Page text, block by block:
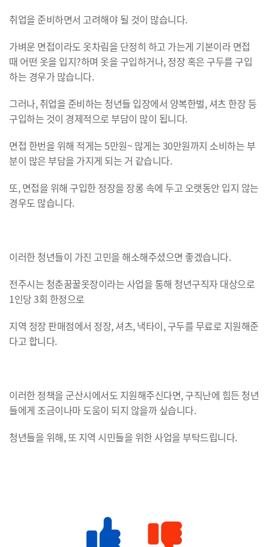
로
이
취업을 준비하면서 고려해야 될 것이 많습니다.
가벼운 면접이라도 옷차림을 단정히 하고 가는게 기본이라 면접
때 어떤 옷을 입지?하며 옷을 구입하거나, 정장 혹은 구두를 구입
하는 경우가 많습니다.
그러나, 취업을 준비하는 청년들 입장에서 양복한벌, 셔츠 한장 등
구입하는 것이 경제적으로 부담이 많이 됩니다.
면접 한번을 위해 적게는 5만원~ 많게는 30만원까지 소비하는 부
분이 많은 부담을 가지게 되는 거 같습니다.
또, 면접을 위해 구입한 정장을 장롱 속에 두고 오랫동안 입지 않는
경우도 많습니다.
이러한 청년들이 가진 고민을 해소해주셨으면 좋겠습니다.
전주시는 청춘꿈꿀옷장이라는 사업을 통해 청년구직자 대상으로
1인당 3회 한정으로
지역 정장 판매점에서 정장, 셔츠, 낵타이, 구두를 무료로 지원해준
다고 합니다.
이러한 정책을 군산시에서도 지원해주신다면, 구직난에 힘든 청년
들에게 조금이나마 도움이 되지 않을까 싶습니다.
청년들을 위해, 또 지역 시민들을 위한 사업을 부탁드립니다.